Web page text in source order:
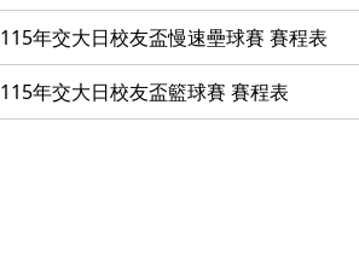
115年交大日校友盃慢速壘球賽 賽程表
115年交大日校友盃籃球賽 賽程表